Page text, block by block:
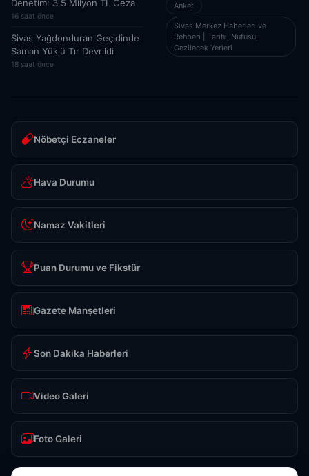
Denetim: 3.5 Milyon TL Ceza
16 saat önce
Sivas Yağdonduran Geçidinde
Saman Yüklü Tır Devrildi
18 saat önce
Anket
Sivas Merkez Haberleri ve
Rehberi | Tarihi, Nüfusu,
Gezilecek Yerleri
Nöbetçi Eczaneler
Hava Durumu
Namaz Vakitleri
Puan Durumu ve Fikstür
Gazete Manşetleri
Son Dakika Haberleri
Video Galeri
Foto Galeri